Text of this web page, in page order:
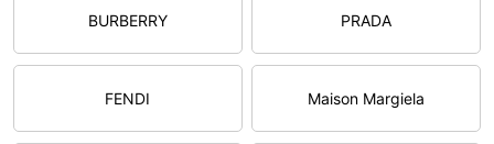
BURBERRY PRADA
FENDI Maison Margiela